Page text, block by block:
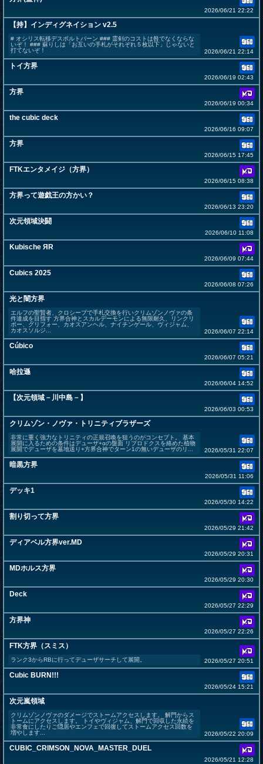
2026/06/21 22:22
【持】インディグネイション v2.5
# オシリス転移デスボルトバーン ### 霊剣のコストは咎でなくならな
いぞ！ ### 蘇りしは「お互いの手札がそれぞれ５枚以下」じゃないと
打てないぞ！
2026/06/21 22:14
トイ方界
2026/06/19 02:43
方界
2026/06/19 00:34
the cubic deck
2026/06/16 09:07
方界
2026/06/15 17:45
FTKエンタメイジ（方界）
2026/06/15 08:38
方界って遊戯王の方かい？
2026/06/13 23:20
次元領域決闘
2026/06/10 11:08
Kubische ЯR
2026/06/09 07:44
Cubics 2025
2026/06/08 07:26
光と闇方界
エルフの聖賢者、クロシープで手札交換を行いクリムゾンノヴァの条
件達成を目指す 方界合神とスカルデーモンによる無限耐久、リンクリ
ボー、グリフォー、カオスアンヘル、ナイチンゲール、ヴィジャム、
カオスソルジ...
2026/06/07 22:14
Cúbico
2026/06/07 05:21
哈拉遜
2026/06/04 14:52
【次元領域－川中島－】
2026/06/03 00:53
クリムゾン・ノヴァ・トリニティブラザーズ
非常に重く強力なトリニティの正規召喚を狙うのがコンセプト。 基本
展開に入るための条件はデューザ+αの盤面 リプロドクスを絡めた植物
展開でデューザを墓地送り+方界合神でターン1の無いデューザのリ...
2026/05/31 22:07
暗黒方界
2026/05/31 11:06
デッキ1
2026/05/30 14:22
割り切って方界
2026/05/29 21:42
ディアベル方界ver.MD
2026/05/29 20:31
MDホルス方界
2026/05/29 20:30
Deck
2026/05/27 22:29
方界神
2026/05/27 22:26
FTK方界（スミス）
ランク3からRBに行ってデューザサーチして展開。 2026/05/27 20:51
Cubic BURN!!!
2026/05/24 15:21
次元嵐領域
クリムゾンノヴァのダメージでストームアクセスします。 解門からス
トームにアクセスします。 トイやヴィジャム、解門で回収した永続を
非常食にしたりご隠居やエンフェで回復してストームアクセス回数を
増やします...
2026/05/22 20:09
CUBIC_CRIMSON_NOVA_MASTER_DUEL
2026/05/21 12:28